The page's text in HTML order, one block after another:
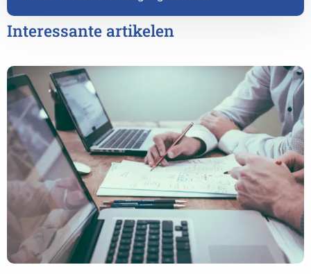
Interessante artikelen
Lees
meer
over
Het
belang
van
workforce
management
moderne
werkomgeving